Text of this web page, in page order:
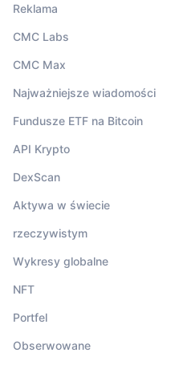
Reklama
CMC Labs
CMC Max
Najważniejsze wiadomości
Fundusze ETF na Bitcoin
API Krypto
DexScan
Aktywa w świecie
rzeczywistym
Wykresy globalne
NFT
Portfel
Obserwowane